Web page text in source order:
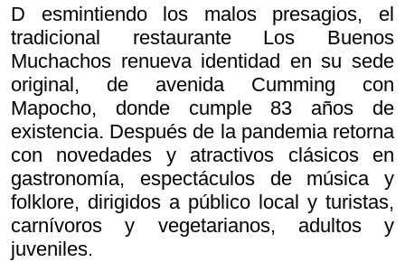
D esmintiendo los malos presagios, el
tradicional restaurante Los Buenos
Muchachos renueva identidad en su sede
original, de avenida Cumming con
Mapocho, donde cumple 83 años de
existencia. Después de la pandemia retorna
con novedades y atractivos clásicos en
gastronomía, espectáculos de música y
folklore, dirigidos a público local y turistas,
carnívoros y vegetarianos, adultos y
juveniles.